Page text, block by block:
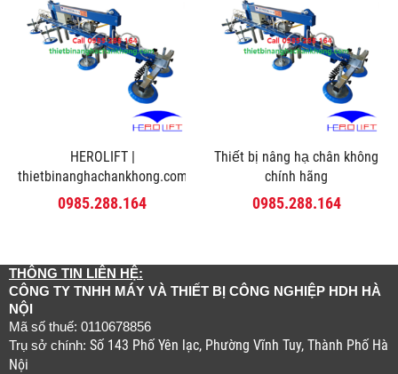
HEROLIFT |
thietbinanghachankhong.com
0985.288.164
Thiết bị nâng hạ chân không
chính hãng
0985.288.164
THÔNG TIN LIÊN HỆ:
CÔNG TY TNHH MÁY VÀ THIẾT BỊ CÔNG NGHIỆP HDH HÀ
NỘI
Mã số thuế: 0110678856
Trụ sở chính: Số 143 Phố Yên lạc, Phường Vĩnh Tuy, Thành Phố Hà
Nội